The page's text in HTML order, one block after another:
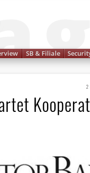
SB & Filiale